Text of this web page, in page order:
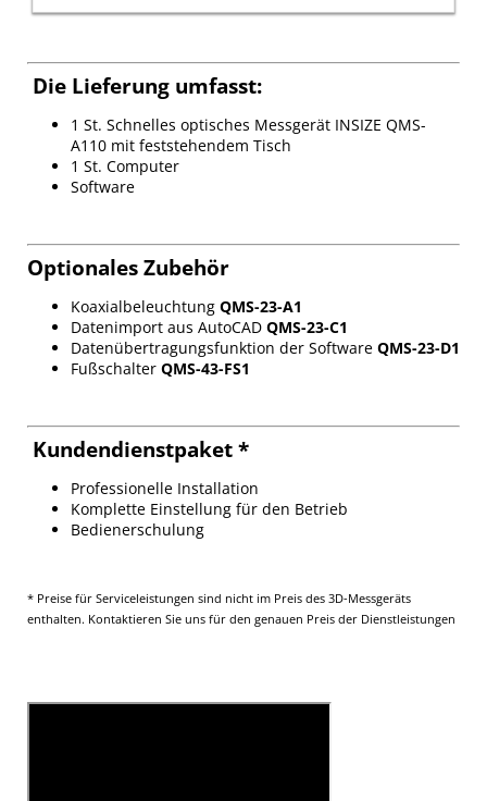
Die Lieferung umfasst:
1 St. Schnelles optisches Messgerät INSIZE QMS-
A110 mit feststehendem Tisch
1 St. Computer
Software
Optionales Zubehör
Koaxialbeleuchtung QMS-23-A1
Datenimport aus AutoCAD QMS-23-C1
Datenübertragungsfunktion der Software QMS-23-D1
Fußschalter QMS-43-FS1
Kundendienstpaket *
Professionelle Installation
Komplette Einstellung für den Betrieb
Bedienerschulung
* Preise für Serviceleistungen sind nicht im Preis des 3D-Messgeräts
enthalten. Kontaktieren Sie uns für den genauen Preis der Dienstleistungen